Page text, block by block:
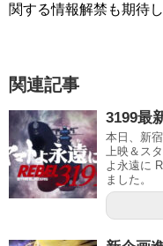
関する情報解禁も期待
関連記事
3199最
本日、新
上映＆ス
よ永遠に
ました。